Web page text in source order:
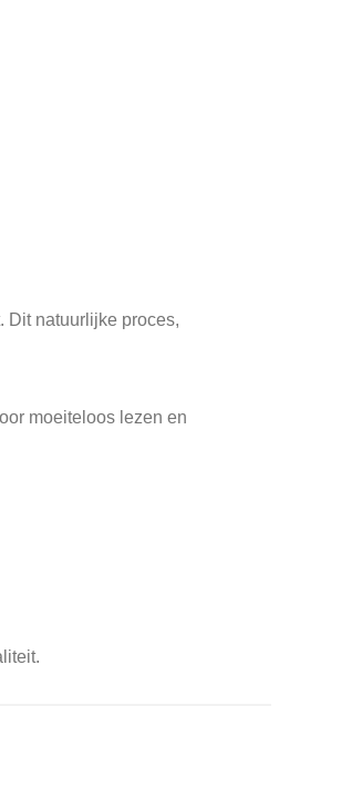
Dit natuurlijke proces,
moeiteloos lezen en